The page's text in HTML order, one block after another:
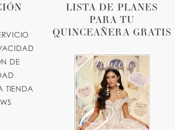
LISTA DE PLANES
PARA TU
QUINCEAÑERA GRATIS
DE
TIENDA